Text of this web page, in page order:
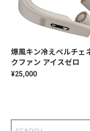
爆風キン冷えペルチェ
クファン アイスゼロ
¥25,000